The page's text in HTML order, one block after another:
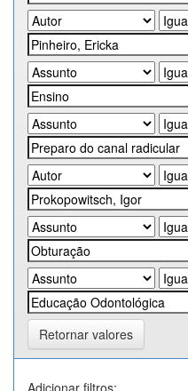
Retornar valores
Adicionar filtros: